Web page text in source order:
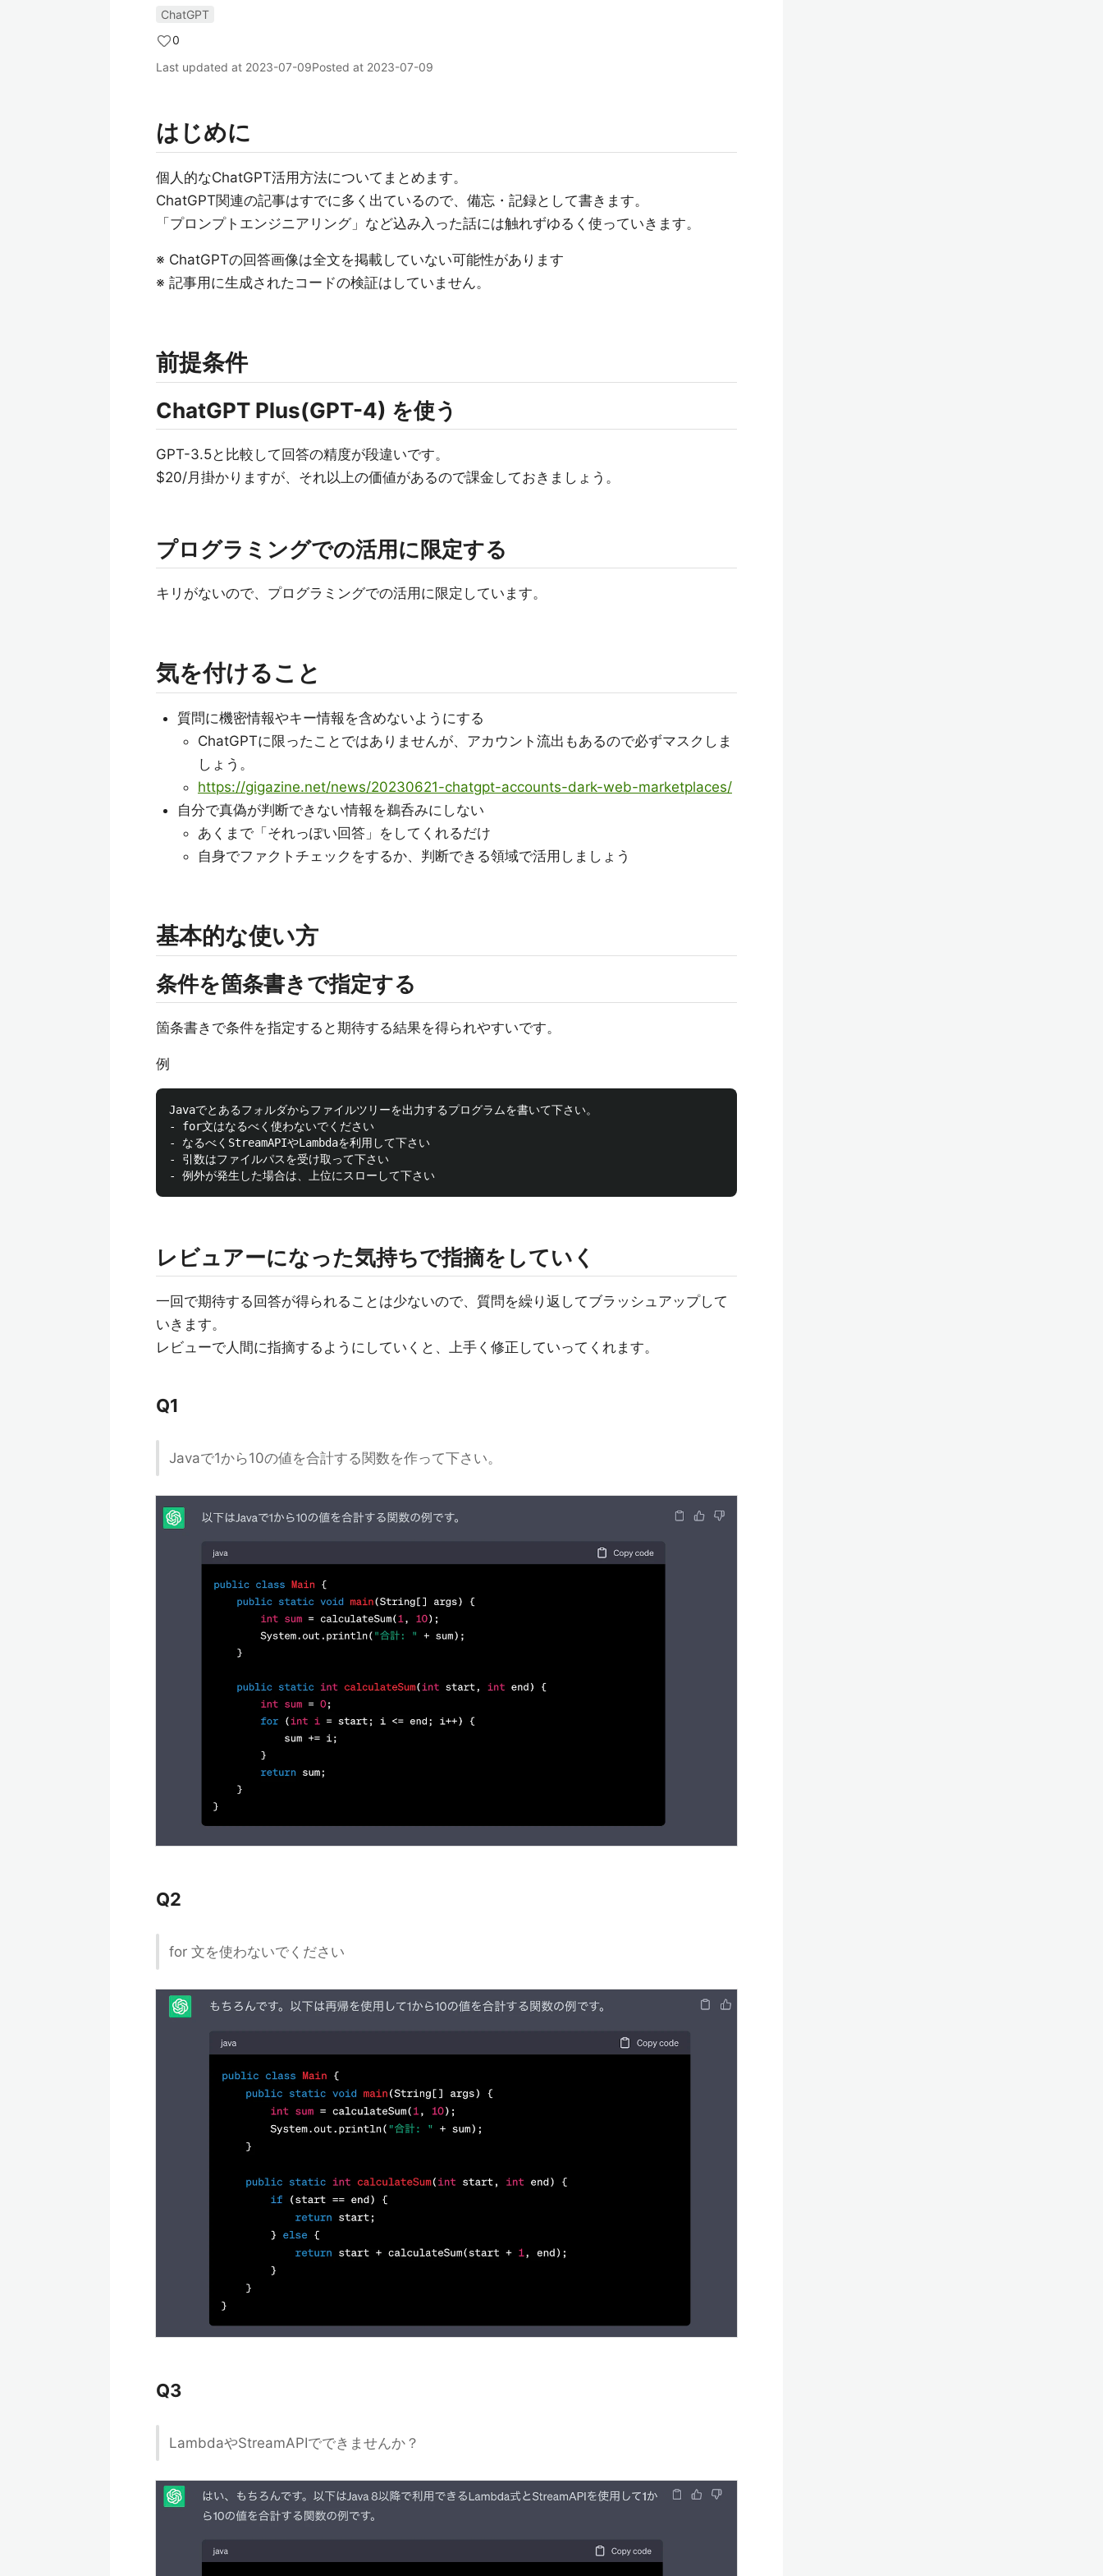
ChatGPT
0
Last updated at 2023-07-09Posted at 2023-07-09
はじめに
個人的なChatGPT活用方法についてまとめます。
ChatGPT関連の記事はすでに多く出ているので、備忘・記録として書きます。
「プロンプトエンジニアリング」など込み入った話には触れずゆるく使っていきます。
※ ChatGPTの回答画像は全文を掲載していない可能性があります
※ 記事用に生成されたコードの検証はしていません。
前提条件
ChatGPT Plus(GPT-4) を使う
GPT-3.5と比較して回答の精度が段違いです。
$20/月掛かりますが、それ以上の価値があるので課金しておきましょう。
プログラミングでの活用に限定する
キリがないので、プログラミングでの活用に限定しています。
気を付けること
質問に機密情報やキー情報を含めないようにする
ChatGPTに限ったことではありませんが、アカウント流出もあるので必ずマスクしま
しょう。
https://gigazine.net/news/20230621-chatgpt-accounts-dark-web-marketplaces/
自分で真偽が判断できない情報を鵜呑みにしない
あくまで「それっぽい回答」をしてくれるだけ
自身でファクトチェックをするか、判断できる領域で活用しましょう
基本的な使い方
条件を箇条書きで指定する
箇条書きで条件を指定すると期待する結果を得られやすいです。
例
Javaでとあるフォルダからファイルツリーを出力するプログラムを書いて下さい。
- for文はなるべく使わないでください
- なるべくStreamAPIやLambdaを利用して下さい
- 引数はファイルパスを受け取って下さい
レビュアーになった気持ちで指摘をしていく
一回で期待する回答が得られることは少ないので、質問を繰り返してブラッシュアップして
いきます。
レビューで人間に指摘するようにしていくと、上手く修正していってくれます。
Q1
Javaで1から10の値を合計する関数を作って下さい。
Q2
for 文を使わないでください
Q3
LambdaやStreamAPIでできませんか？